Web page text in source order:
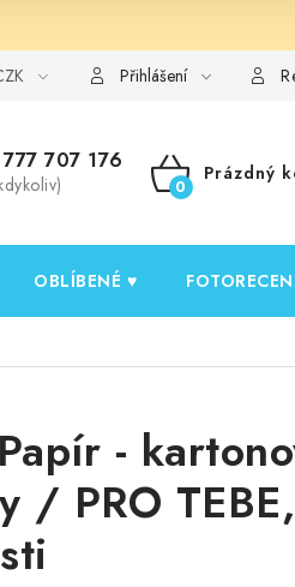
osobních údajů Ověřování
Přihlášení
707 176
NÁKUPNÍ
Prázdný
OBLÍBENÉ ♥️
-
/ PRO